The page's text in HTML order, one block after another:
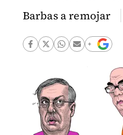
Barbas a remojar